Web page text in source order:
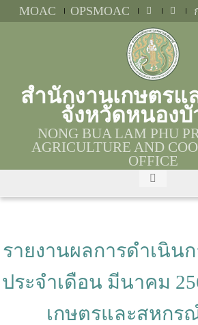
MOAC OPSMOAC
สำนักงานเกษตร
จังหวัดหนอง
NONG BUA LAM PHU
AGRICULTURE AND
OFFICE
รายงานผลการดำเนิน
ประจำเดือน มีนาคม
เกษตรและสหกร